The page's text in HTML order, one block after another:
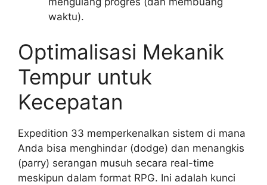
waktu).
Optimalisasi Mekanik
Tempur untuk
Kecepatan
Expedition 33 memperkenalkan sistem di mana
Anda bisa menghindar (dodge) dan menangkis
(parry) serangan musuh secara real-time
meskipun dalam format RPG. Ini adalah kunci